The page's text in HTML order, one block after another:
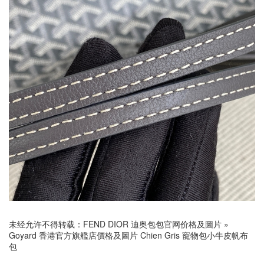
未经允许不得转载： FEND DIOR 迪奥包包官网价格及圖片 »
Goyard 香港官方旗艦店價格及圖片 Chien Gris 寵物包小牛皮帆布
包